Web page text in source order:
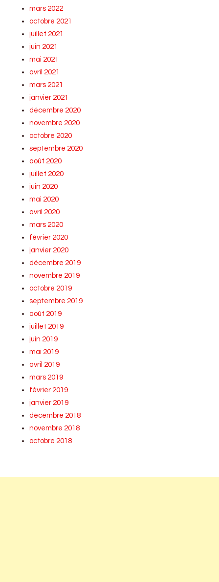
mars 2022
octobre 2021
juillet 2021
juin 2021
mai 2021
avril 2021
mars 2021
janvier 2021
décembre 2020
novembre 2020
octobre 2020
septembre 2020
août 2020
juillet 2020
juin 2020
mai 2020
avril 2020
mars 2020
février 2020
janvier 2020
décembre 2019
novembre 2019
octobre 2019
septembre 2019
août 2019
juillet 2019
juin 2019
mai 2019
avril 2019
mars 2019
février 2019
janvier 2019
décembre 2018
novembre 2018
octobre 2018